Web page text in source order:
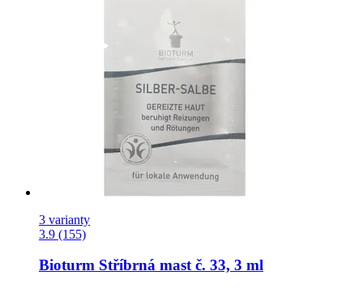
3 varianty
3.9 (155)
Bioturm Stříbrná mast č. 33, 3 ml